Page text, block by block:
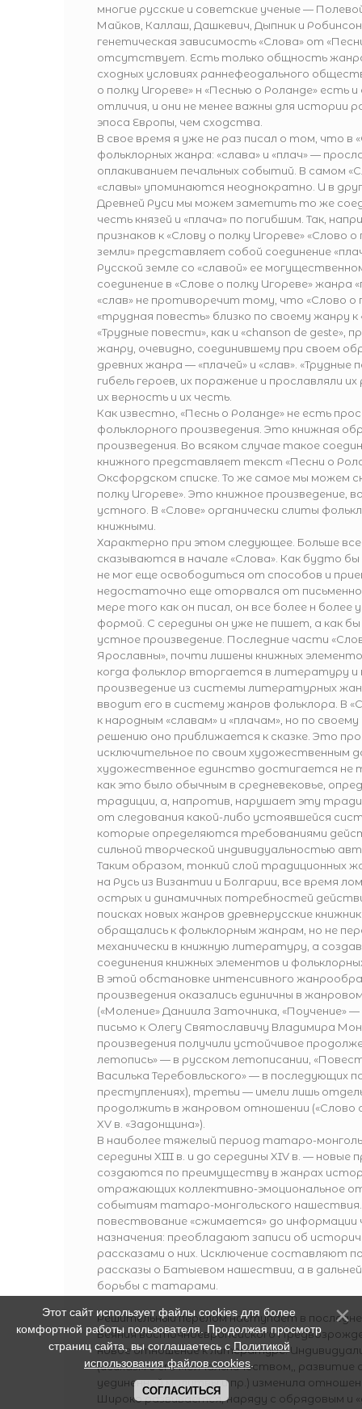
многие русские и советские ученые —
Майков, Каллаш, Дашкевич, Дыпник и
генетическая зависимость «Слова» от
отсутствует. Есть только общность
сходных условиях раннефеодального
о полку Игореве» н «Песнью о Роланде» есть
отличия, и они не менее важны для истории
эпоса Европы, чем сходства.
В свое время я уже не раз писал о том, что в
фольклорных жанра: «слава» и «плач» —
оплакиванием печальных событий. В самом
«славы» упоминаются неоднократно. И в
Древней Руси мы можем заметить то же
честь князей и «плача» по погибшим. Так,
признаков к «Слову о полку Игореве» «Слово о
земли» представляет собой соединение
Русской земле со «славой» ее
соединение в «Слове о полку Игореве» жанра
«слав» не противоречит тому, что «Слово о
«трудная повесть» близко по своему жанру к
«Трудные повести», как и «chanson de geste»,
жанру, очевидно, соединившему при своем
древних жанра — «плачей» и «слав». «Трудные
гибель героев, их поражение и прославляли
их верность и их честь.
Как известно, «Песнь о Роланде» не есть
фольклорного произведения. Это книжная
произведения. Во всяком случае такое
книжного представляет текст «Песни о
Оксфордском списке. То же самое мы можем
полку Игореве». Это книжное произведение,
устного. В «Слове» органически слиты
книжными.
Характерно при этом следующее. Больше
сказываются в начале «Слова». Как будто
не мог еще освободиться от способов и
недостаточно еще оторвался от
мере того как он писал, он все более н более
формой. С середины он уже не пишет, а как
устное произведение. Последние части
Ярославны», почти лишены книжных
когда фольклор вторгается в литературу
произведение из системы литературных
вводит его в систему жанров фольклора. В
к народным «славам» и «плачам», но по
решению оно приближается к сказке. Это
исключительное по своим художественным
художественное единство достигается не
как это было обычным в средневековье,
традиции, а, напротив, нарушает эту
от следования какой-либо устоявшейся
которые определяются требованиями
сильной творческой индивидуальностью
Таким образом, тонкий слой традиционных
на Русь из Византии и Болгарии, все время
острых и динамичных потребностей
поисках новых жанров древнерусские
обращались к фольклорным жанрам, но не
механически в книжную литературу, а
соединения книжных элементов и
В этой обстановке интенсивного
произведения оказались единичны в
(«Моление» Даниила Заточника, «Поучение»
письмо к Олегу Святославичу Владимира
произведения получили устойчивое
летопись» — в русском летописании,
Василька Теребовльского» — в последующих
преступлениях), третьи — имели лишь
продолжить в жанровом отношении («Слово о
XV в. «Задонщина»).
В наиболее тяжелый период татаро-
середины XIII в. и до середины XIV в. — новые
создаются по преимуществу в жанрах
отражающих коллективно-эмоциональное
событиям татаро-монгольского
повествование «сжимается» до информации
назначения: преобладают записи об
рассказами о них. Исключение составляют
рассказы о Батыевом нашествии, а в
борьбы с татарами.
Решительный перелом наступает в
Веяния восточноевропейского
новое отношение к литературе.
(исихазм с его молчальничеством,, развитие
уединенной молитвы и пр.) изменила
Широко развивается, наряду с обрядовым и
Этот сайт использует файлы cookies для более
комфортной работы пользователя. Продолжая просмотр
страниц сайта, вы соглашаетесь сПолитикой
использования файлов cookies.
СОГЛАСИТЬСЯ